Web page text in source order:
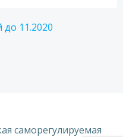
11.2020
саморегулируемая